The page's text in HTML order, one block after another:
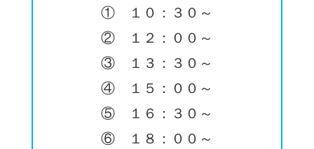
① １０：３０～
② １２：００～
③ １３：３０～
④ １５：００～
⑤ １６：３０～
⑥ １８：００～